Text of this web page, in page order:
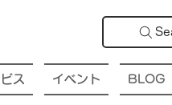
ス イベント BLOG